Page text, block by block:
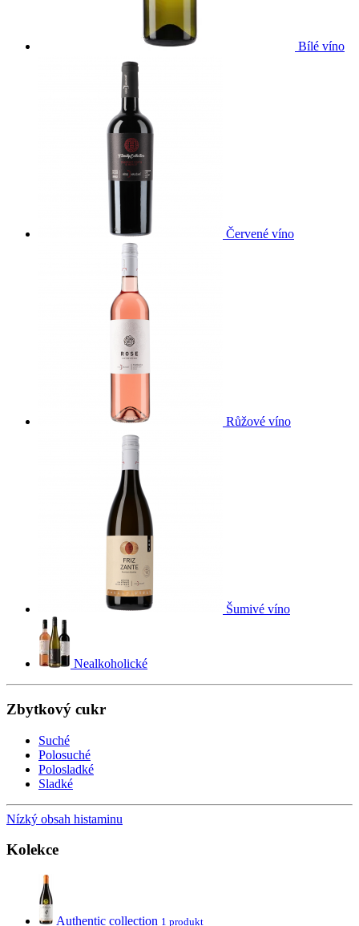
Bílé víno
Červené víno
Růžové víno
Šumivé víno
Nealkoholické
Zbytkový cukr
Suché
Polosuché
Polosladké
Sladké
Nízký obsah histaminu
Kolekce
Authentic collection 1 produkt